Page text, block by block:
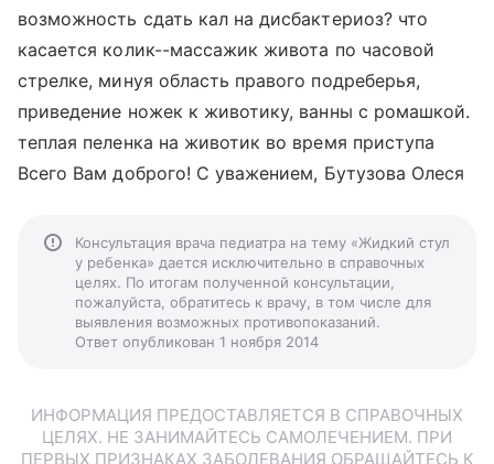
возможность сдать кал на дисбактериоз? что
касается колик--массажик живота по часовой
стрелке, минуя область правого подреберья,
приведение ножек к животику, ванны с ромашкой.
теплая пеленка на животик во время приступа
Всего Вам доброго! С уважением, Бутузова Олеся
Консультация врача педиатра на тему «Жидкий стул
у ребенка» дается исключительно в справочных
целях. По итогам полученной консультации,
пожалуйста, обратитесь к врачу, в том числе для
выявления возможных противопоказаний.
Ответ опубликован 1 ноября 2014
ИНФОРМАЦИЯ ПРЕДОСТАВЛЯЕТСЯ В СПРАВОЧНЫХ
ЦЕЛЯХ. НЕ ЗАНИМАЙТЕСЬ САМОЛЕЧЕНИЕМ. ПРИ
ПЕРВЫХ ПРИЗНАКАХ ЗАБОЛЕВАНИЯ ОБРАЩАЙТЕСЬ К